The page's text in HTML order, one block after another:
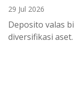
29 Jul 2026
Deposito valas
diversifikasi aset.